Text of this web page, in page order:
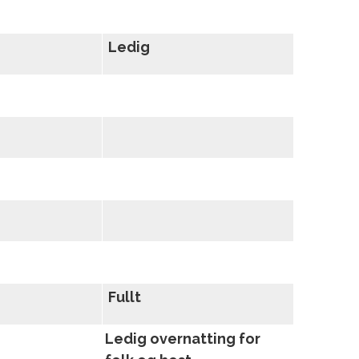
Ledig
Fullt
Ledig overnatting for